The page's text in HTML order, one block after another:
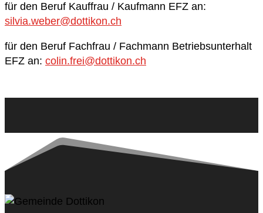
für den Beruf Kauffrau / Kaufmann EFZ an:
silvia.weber@dottikon.ch
für den Beruf Fachfrau / Fachmann Betriebsunterhalt
EFZ an: colin.frei@dottikon.ch